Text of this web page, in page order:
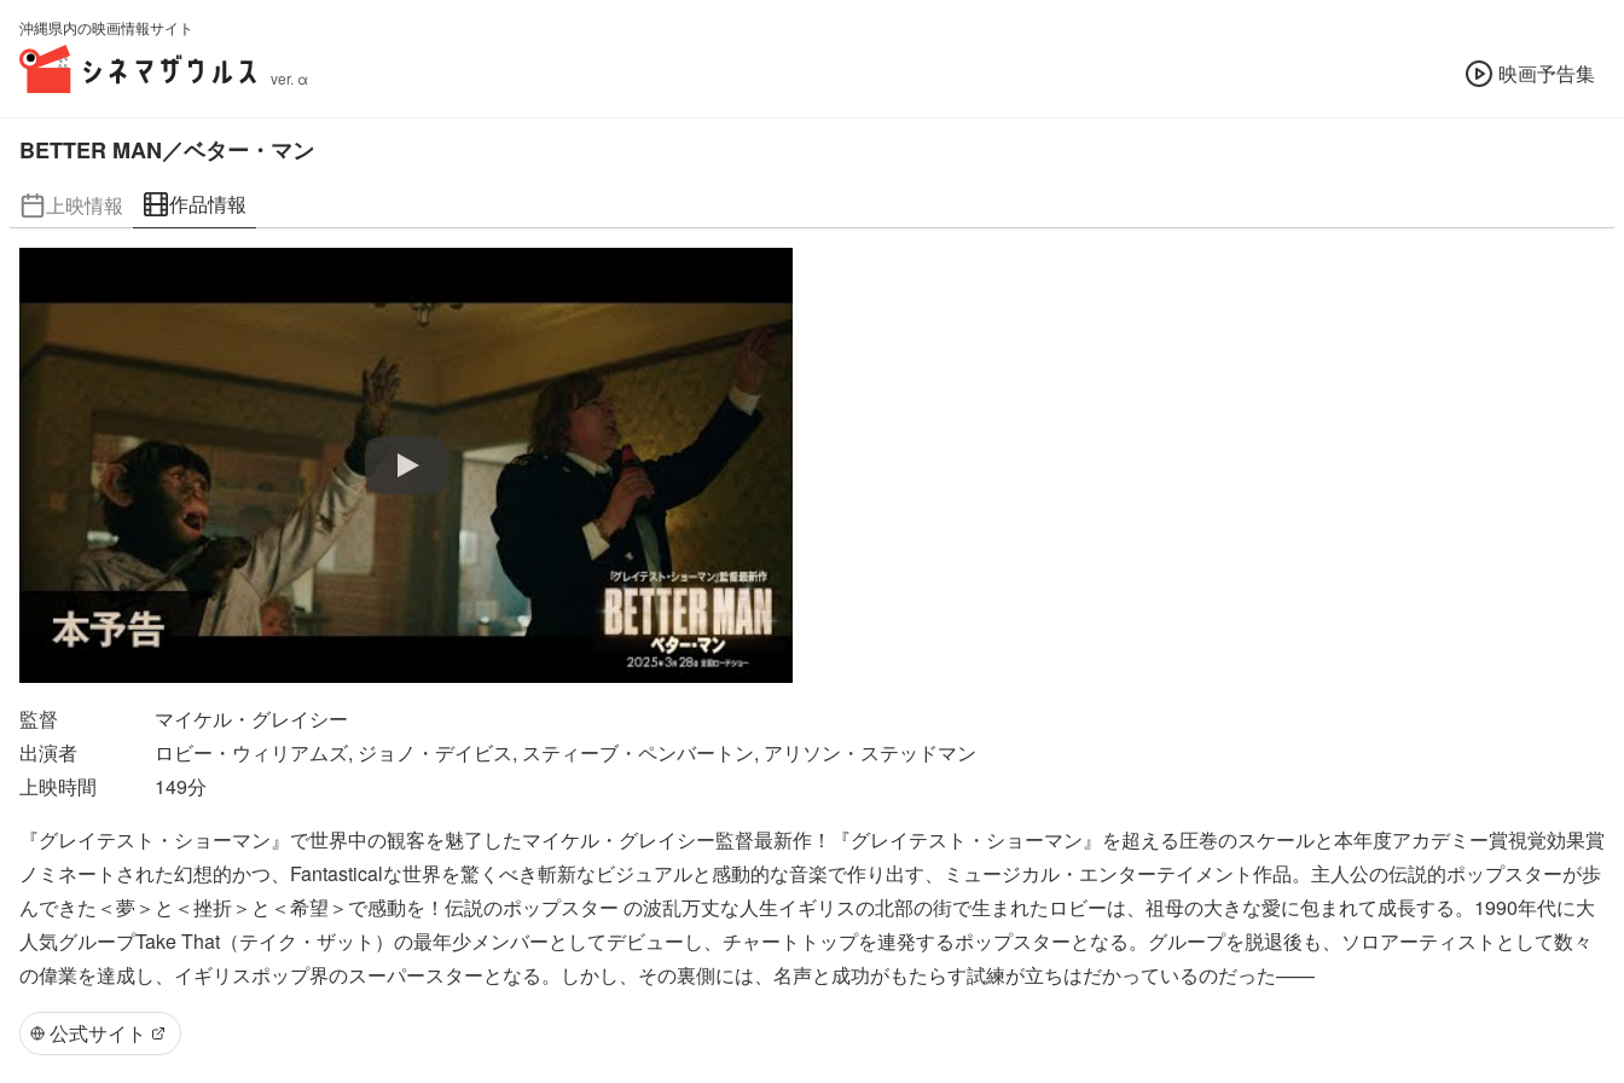
沖縄県内の映画情報サイト
ver. α 映画予告集
BETTER MAN／ベター・マン
上映情報 作品情報
監督
マイケル・グレイシー
出演者
ロビー・ウィリアムズ, ジョノ・デイビス, スティーブ・ペンバートン, アリソン・ステッドマン
上映時間
149分
『グレイテスト・ショーマン』で世界中の観客を魅了したマイケル・グレイシー監督最新作！『グレイテスト・ショーマン』を超える圧巻のスケールと本年度アカデミー賞視覚効果賞
ノミネートされた幻想的かつ、Fantasticalな世界を驚くべき斬新なビジュアルと感動的な音楽で作り出す、ミュージカル・エンターテイメント作品。主人公の伝説的ポップスターが歩
んできた＜夢＞と＜挫折＞と＜希望＞で感動を！伝説のポップスター の波乱万丈な人生イギリスの北部の街で生まれたロビーは、祖母の大きな愛に包まれて成長する。1990年代に大
人気グループTake That（テイク・ザット）の最年少メンバーとしてデビューし、チャートトップを連発するポップスターとなる。グループを脱退後も、ソロアーティストとして数々
の偉業を達成し、イギリスポップ界のスーパースターとなる。しかし、その裏側には、名声と成功がもたらす試練が立ちはだかっているのだった——
公式サイト